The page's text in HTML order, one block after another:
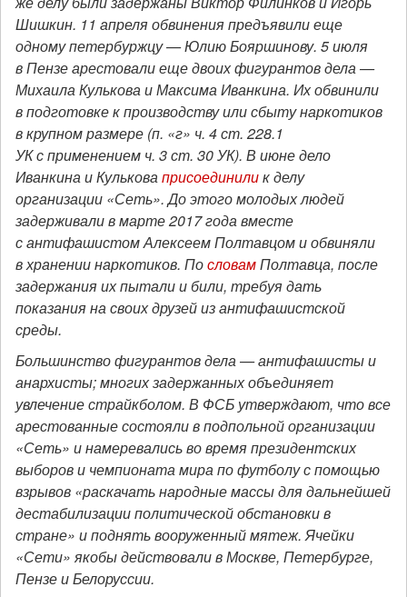
Шишкин. 11 апреля обвинения предъявили еще
одному петербуржцу — Юлию Бояршинову. 5 июля
в Пензе арестовали еще двоих фигурантов дела —
Михаила Кулькова и Максима Иванкина. Их обвинили
в подготовке к производству или сбыту наркотиков
в крупном размере (п. «г» ч. 4 ст. 228.1
УК с применением ч. 3 ст. 30 УК). В июне дело
Иванкина и Кульковаприсоединилик делу
организации «Сеть». До этого молодых людей
задерживали в марте 2017 года вместе
с антифашистом Алексеем Полтавцом и обвиняли
в хранении наркотиков. ПословамПолтавца, после
задержания их пытали и били, требуя дать
показания на своих друзей из антифашистской
среды.
Большинство фигурантов дела — антифашисты и
анархисты; многих задержанных объединяет
увлечение страйкболом. В ФСБ утверждают, что все
арестованные состояли в подпольной организации
«Сеть» и намеревались во время президентских
выборов и чемпионата мира по футболу с помощью
взрывов «раскачать народные массы для дальнейшей
дестабилизации политической обстановки в
стране» и поднять вооруженный мятеж. Ячейки
«Сети» якобы действовали в Москве, Петербурге,
Пензе и Белоруссии.